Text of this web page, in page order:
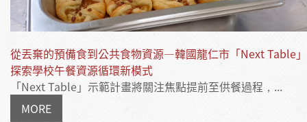
從丟棄的預備食到公共食物資源—韓國龍仁市「Next Table
探索學校午餐資源循環新模式
「Next Table」示範計畫將關注焦點提前至供餐過程，...
MORE